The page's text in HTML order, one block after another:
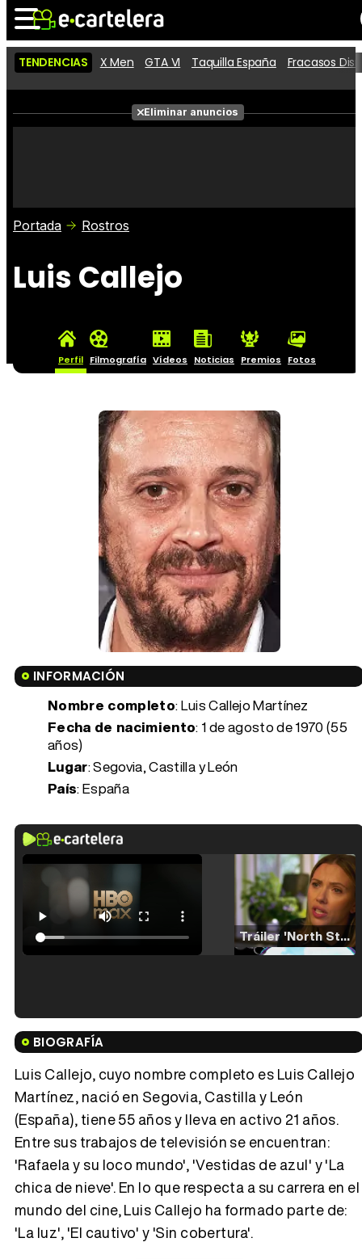
Noticias Cartelera
Películas
Críticas
TENDENCIAS X Men GTA VI Taquilla España Fracasos
Eliminar anuncios
Portada Rostros
Luis Callejo
Perfil Filmografía Vídeos Noticias Premios Fotos
INFORMACIÓN
Nombre completo: Luis Callejo Martínez
Fecha de nacimiento: 1 de agosto de 1970 (55
años)
Lugar: Segovia, Castilla y León
País: España
Tráiler 'North Star' (2023)
Tráiler en español de 'La isla olvidada'
Tráiler Oficial en VOSE 'The Audacity'
BIOGRAFÍA
Luis Callejo, cuyo nombre completo es Luis Callejo
Martínez, nació en Segovia, Castilla y León
(España), tiene 55 años y lleva en activo 21 años.
Entre sus trabajos de televisión se encuentran:
'Rafaela y su loco mundo', 'Vestidas de azul' y 'La
chica de nieve'. En lo que respecta a su carrera en el
mundo del cine, Luis Callejo ha formado parte de:
'La luz', 'El cautivo' y 'Sin cobertura'.